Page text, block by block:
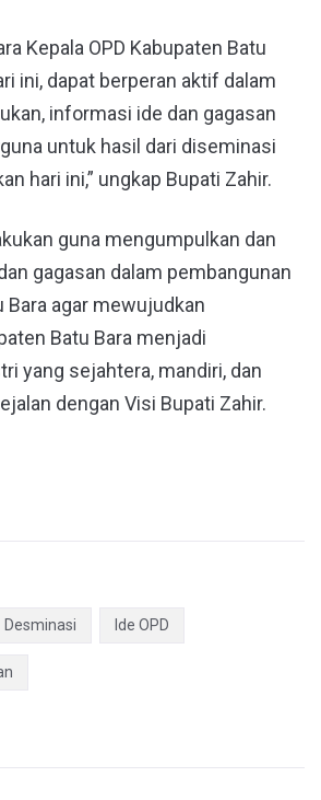
Kepala OPD Kabupaten Batu
ini, dapat berperan aktif dalam
informasi ide dan gagasan
untuk hasil dari diseminasi
hari ini,” ungkap Bupati Zahir.
guna mengumpulkan dan
gagasan dalam pembangunan
Bara agar mewujudkan
Batu Bara menjadi
yang sejahtera, mandiri, dan
dengan Visi Bupati Zahir.
Desminasi Ide OPD